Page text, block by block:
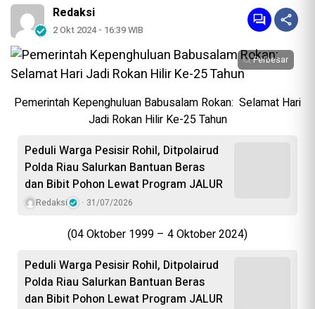
Redaksi
2 Okt 2024 - 16:39 WIB
Perbesar
Pemerintah Kepenghuluan Babusalam Rokan: Selamat Hari
Jadi Rokan Hilir Ke-25 Tahun
Peduli Warga Pesisir Rohil, Ditpolairud
Polda Riau Salurkan Bantuan Beras
dan Bibit Pohon Lewat Program JALUR
Redaksi 31/07/2026
(04 Oktober 1999 – 4 Oktober 2024)
Peduli Warga Pesisir Rohil, Ditpolairud
Polda Riau Salurkan Bantuan Beras
dan Bibit Pohon Lewat Program JALUR